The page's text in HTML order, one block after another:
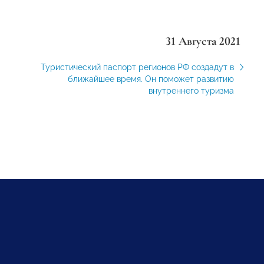
31 Августа 2021
Туристический паспорт регионов РФ создадут в
ближайшее время. Он поможет развитию
внутреннего туризма